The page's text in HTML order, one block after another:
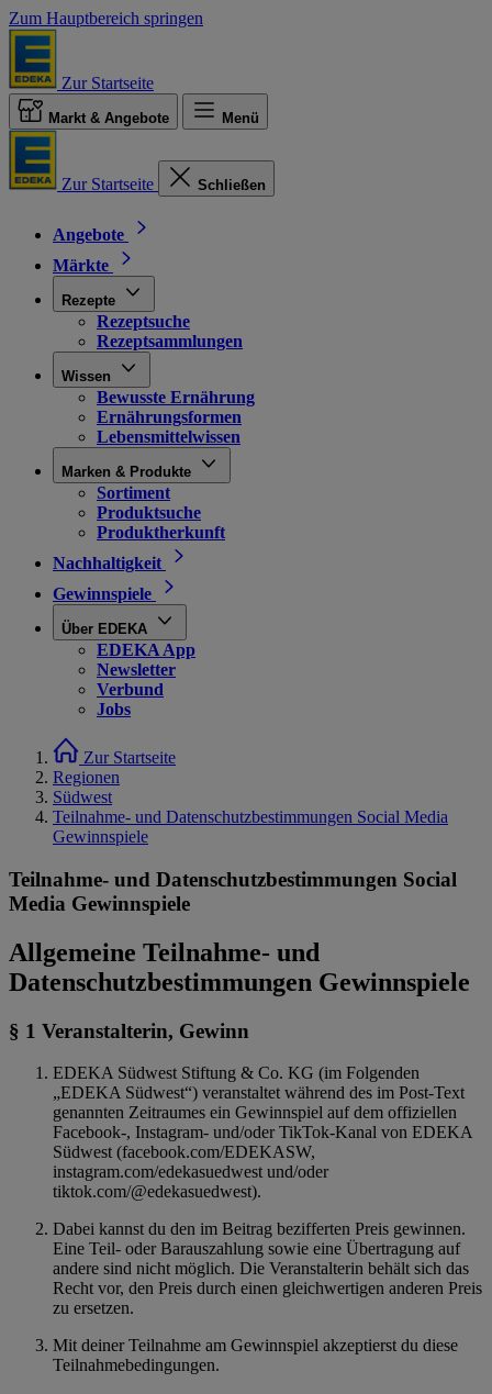
Zum Hauptbereich springen
Zur Startseite
Markt & Angebote Menü
Zur Startseite Schließen
Angebote
Märkte
Rezepte
Rezeptsuche
Rezeptsammlungen
Wissen
Bewusste Ernährung
Ernährungsformen
Lebensmittelwissen
Marken & Produkte
Sortiment
Produktsuche
Produktherkunft
Nachhaltigkeit
Gewinnspiele
Über EDEKA
EDEKA App
Newsletter
Verbund
Jobs
Zur Startseite
Regionen
Südwest
Teilnahme- und Datenschutzbestimmungen Social Media
Gewinnspiele
Teilnahme- und Datenschutzbestimmungen Social
Media Gewinnspiele
Allgemeine Teilnahme- und
Datenschutzbestimmungen Gewinnspiele
§ 1 Veranstalterin, Gewinn
EDEKA Südwest Stiftung & Co. KG (im Folgenden
„EDEKA Südwest“) veranstaltet während des im Post-Text
genannten Zeitraumes ein Gewinnspiel auf dem offiziellen
Facebook-, Instagram- und/oder TikTok-Kanal von EDEKA
Südwest (facebook.com/EDEKASW,
instagram.com/edekasuedwest und/oder
tiktok.com/@edekasuedwest).
Dabei kannst du den im Beitrag bezifferten Preis gewinnen.
Eine Teil- oder Barauszahlung sowie eine Übertragung auf
andere sind nicht möglich. Die Veranstalterin behält sich das
Recht vor, den Preis durch einen gleichwertigen anderen Preis
zu ersetzen.
Mit deiner Teilnahme am Gewinnspiel akzeptierst du diese
Teilnahmebedingungen.